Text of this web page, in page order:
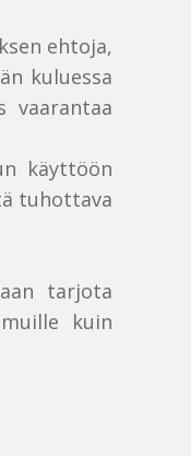
ehtoja,
kuluessa
vaarantaa
käyttöön
tuhottava
tarjota
kuin